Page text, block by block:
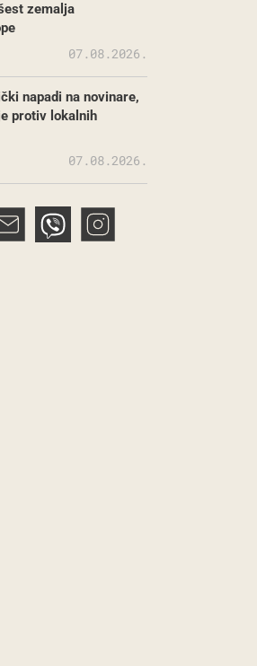
zemalja
07.08.2026.
napadi na novinare,
protiv lokalnih
07.08.2026.